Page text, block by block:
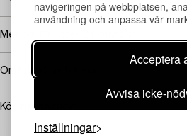
navigeringen på webbplatsen,
användning och anpassa vår
Acceptera
Avvisa icke-
Inställningar
Mer om Christer Strömholm
Omfattas av följerätt
Köpinformation